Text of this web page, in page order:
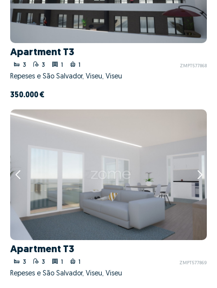
Apartment T3
3 3 1 1 ZMPT577868
Repeses e São Salvador, Viseu, Viseu
350.000 €
Apartment T3
3 3 ZMPT577869
Repeses e São Salvador, Viseu, Viseu